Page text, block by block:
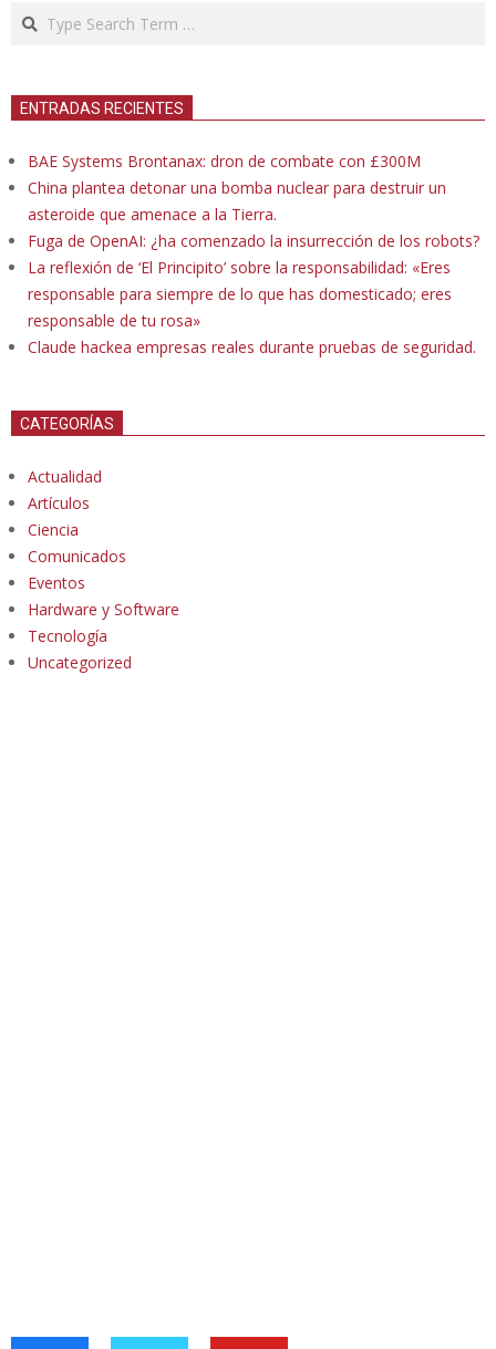
Search
ENTRADAS RECIENTES
BAE Systems Brontanax: dron de combate con £300M
China plantea detonar una bomba nuclear para destruir un
asteroide que amenace a la Tierra.
Fuga de OpenAI: ¿ha comenzado la insurrección de los robots?
La reflexión de ‘El Principito’ sobre la responsabilidad: «Eres
responsable para siempre de lo que has domesticado; eres
responsable de tu rosa»
Claude hackea empresas reales durante pruebas de seguridad.
CATEGORÍAS
Actualidad
Artículos
Ciencia
Comunicados
Eventos
Hardware y Software
Tecnología
Uncategorized